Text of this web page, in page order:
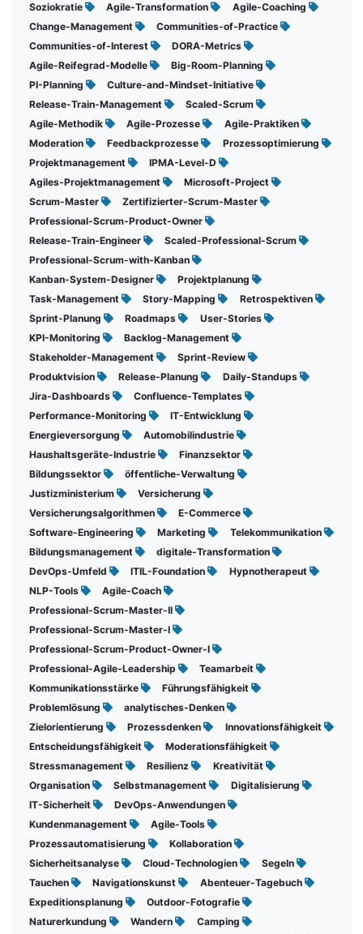
Soziokratie
Agile-Transformation
Agile-Coaching
Change-Management
Communities-of-Practice
Communities-of-Interest
DORA-Metrics
Agile-Reifegrad-Modelle
Big-Room-Planning
PI-Planning
Culture-and-Mindset-Initiative
Release-Train-Management
Scaled-Scrum
Agile-Methodik
Agile-Prozesse
Agile-Praktiken
Moderation
Feedbackprozesse
Prozessoptimierung
Projektmanagement
IPMA-Level-D
Agiles-Projektmanagement
Microsoft-Project
Scrum-Master
Zertifizierter-Scrum-Master
Professional-Scrum-Product-Owner
Release-Train-Engineer
Scaled-Professional-Scrum
Professional-Scrum-with-Kanban
Kanban-System-Designer
Projektplanung
Task-Management
Story-Mapping
Retrospektiven
Sprint-Planung
Roadmaps
User-Stories
KPI-Monitoring
Backlog-Management
Stakeholder-Management
Sprint-Review
Produktvision
Release-Planung
Daily-Standups
Jira-Dashboards
Confluence-Templates
Performance-Monitoring
IT-Entwicklung
Energieversorgung
Automobilindustrie
Haushaltsgeräte-Industrie
Finanzsektor
Bildungssektor
öffentliche-Verwaltung
Justizministerium
Versicherung
Versicherungsalgorithmen
E-Commerce
Software-Engineering
Marketing
Telekommunikation
Bildungsmanagement
digitale-Transformation
DevOps-Umfeld
ITIL-Foundation
Hypnotherapeut
NLP-Tools
Agile-Coach
Professional-Scrum-Master-II
Professional-Scrum-Master-I
Professional-Scrum-Product-Owner-I
Professional-Agile-Leadership
Teamarbeit
Kommunikationsstärke
Führungsfähigkeit
Problemlösung
analytisches-Denken
Zielorientierung
Prozessdenken
Innovationsfähigkeit
Entscheidungsfähigkeit
Moderationsfähigkeit
Stressmanagement
Resilienz
Kreativität
Organisation
Selbstmanagement
Digitalisierung
IT-Sicherheit
DevOps-Anwendungen
Kundenmanagement
Agile-Tools
Prozessautomatisierung
Kollaboration
Sicherheitsanalyse
Cloud-Technologien
Segeln
Tauchen
Navigationskunst
Abenteuer-Tagebuch
Expeditionsplanung
Outdoor-Fotografie
Naturerkundung
Wandern
Camping